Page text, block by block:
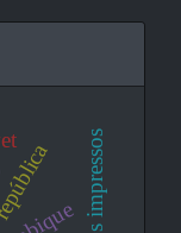
meios impressos